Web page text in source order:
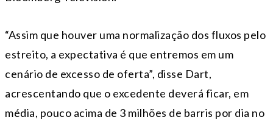
“Assim que houver uma normalização dos fluxos pelo
estreito, a expectativa é que entremos em um
cenário de excesso de oferta”, disse Dart,
acrescentando que o excedente deverá ficar, em
média, pouco acima de 3 milhões de barris por dia no